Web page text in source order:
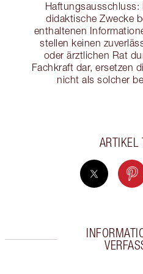
Haftungsausschluss:
didaktische Zwecke
enthaltenen
stellen keinen
oder ärztlichen Rat
Fachkraft dar, ersetzen
nicht als solcher
ARTIKEL